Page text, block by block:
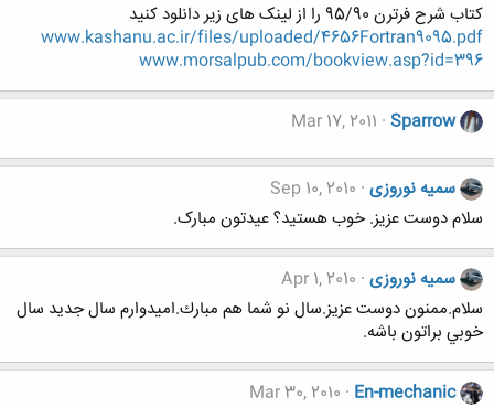
کتاب شرح فرترن 95/90 را از لینک های زیر دانلود کنید
www.kashanu.ac.ir/files/uploaded/4656Fortran9095.pdf
www.morsalpub.com/bookview.asp?id=396
Sparrow
Mar 17, 2011
سمیه نوروزی Sep 10, 2010
سلام دوست عزیز. خوب هستید؟ عیدتون مبارک.
سمیه نوروزی Apr 1, 2010
سلام.ممنون دوست عزيز.سال نو شما هم مبارك.اميدوارم سال جديد سال
خوبي براتون باشه.
En-mechanic
Mar 30, 2010